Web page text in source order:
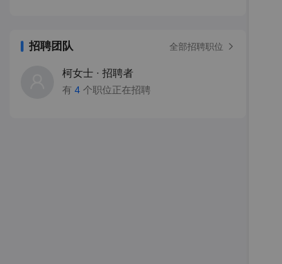
招聘团队 全部招聘职位
柯女士 · 招聘者
有 4 个职位正在招聘